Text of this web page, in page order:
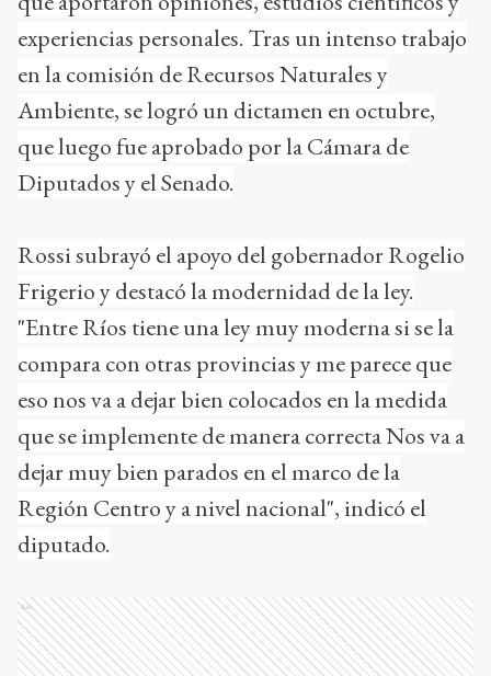
experiencias personales. Tras un intenso trabajo
en la comisión de Recursos Naturales y
Ambiente, se logró un dictamen en octubre,
que luego fue aprobado por la Cámara de
Diputados y el Senado.
Rossi subrayó el apoyo del gobernador Rogelio
Frigerio y destacó la modernidad de la ley.
"Entre Ríos tiene una ley muy moderna si se la
compara con otras provincias y me parece que
eso nos va a dejar bien colocados en la medida
que se implemente de manera correcta Nos va a
dejar muy bien parados en el marco de la
Región Centro y a nivel nacional", indicó el
diputado.
Ads